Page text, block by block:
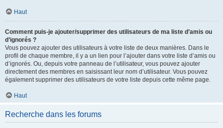
Haut
Comment puis-je ajouter/supprimer des utilisateurs de ma liste d’amis ou
d’ignorés ?
Vous pouvez ajouter des utilisateurs à votre liste de deux manières. Dans le
profil de chaque membre, il y a un lien pour l’ajouter dans votre liste d’amis ou
d’ignorés. Ou, depuis votre panneau de l’utilisateur, vous pouvez ajouter
directement des membres en saisissant leur nom d’utilisateur. Vous pouvez
également supprimer des utilisateurs de votre liste depuis cette même page.
Haut
Recherche dans les forums